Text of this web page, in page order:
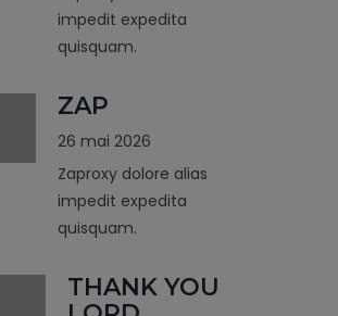
impedit expedita
quisquam.
ZAP
26 mai 2026
Zaproxy dolore alias
impedit expedita
quisquam.
THANK YOU